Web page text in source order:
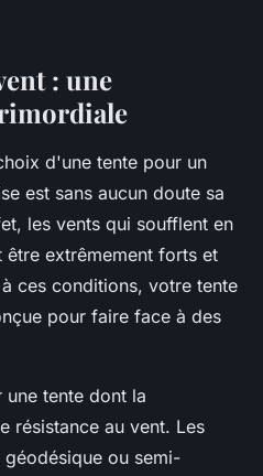
: une
d'une tente pour un
est sans aucun doute sa
les vents qui soufflent en
être extrêmement forts et
ces conditions, votre tente
pour faire face à des
tente dont la
résistance au vent. Les
ou semi-